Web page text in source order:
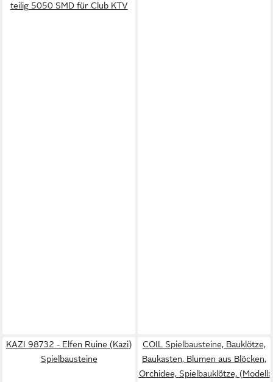
teilig 5050 SMD für Club KTV
KAZI 98732 - Elfen Ruine (Kazi)
Spielbausteine
COIL Spielbausteine, Bauklötze,
Baukasten, Blumen aus Blöcken,
Orchidee, Spielbauklötze, (Modell: